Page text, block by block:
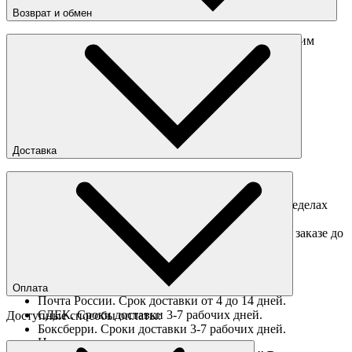
— Лаконичный рельефный брендинг на задней стороне
Возврат и обмен
Перед отправкой обмена обязательно свяжитесь с нашим
obmen@sneakerhead.ru
Подробные правила возврата товара
Доставка
Доставка по Москве
Доставка курьером в интервал 13:00-20:00 в пределах
МКАД 350 руб.
Доставка "день в день" в пределах МКАД (при заказе до
Ориентировочные сроки доставки по России
Почта России. Срок доставки от 4 до 14 дней.
СДЕК. Сроки доставки 3-7 рабочих дней.
Боксберри. Сроки доставки 3-7 рабочих дней.
Оплата
Доступные способы оплаты:
Наличными при получении